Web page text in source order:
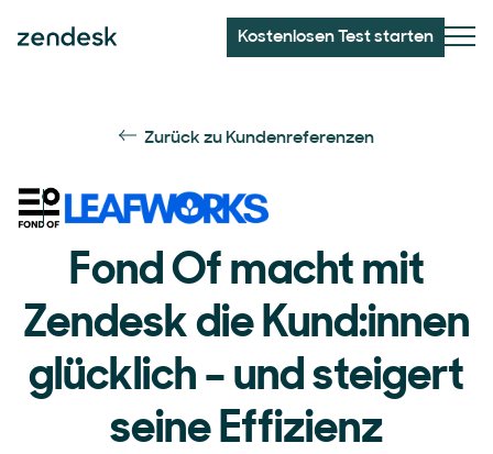
Kostenlosen Test starten
Zurück zu Kundenreferenzen
Fond Of macht mit
Zendesk die Kund:innen
glücklich – und steigert
seine Effizienz